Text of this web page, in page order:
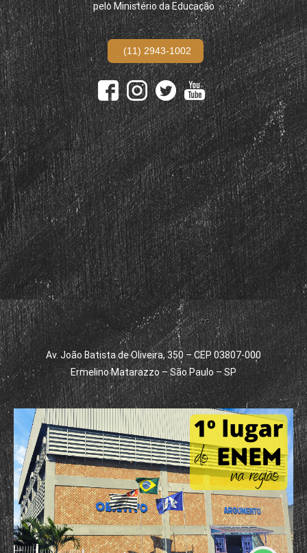
pelo Ministério da Educação
(11) 2943-1002
Av. João Batista de Oliveira, 350 – CEP 03807-000
Ermelino Matarazzo – São Paulo – SP